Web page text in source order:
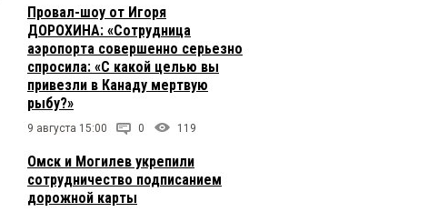
Провал-шоу от Игоря
ДОРОХИНА: «Сотрудница
аэропорта совершенно серьезно
спросила: «С какой целью вы
привезли в Канаду мертвую
рыбу?»
9 августа 15:00 0 119
Омск и Могилев укрепили
сотрудничество подписанием
дорожной карты